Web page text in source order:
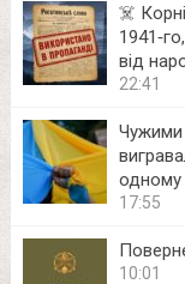
☠️
від
22:41
Чужими
одному
17:55
10:01